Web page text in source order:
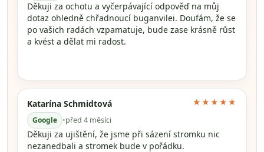
Děkuji za ochotu a vyčerpávající odpověď na můj
dotaz ohledně chřadnoucí buganvilei. Doufám, že se
po vašich radách vzpamatuje, bude zase krásně růst
a kvést a dělat mi radost.
Katarína Schmidtová
Google •před 4 měsíci
★★★★★
Děkuji za ujištění, že jsme při sázení stromku nic
nezanedbali a stromek bude v pořádku.